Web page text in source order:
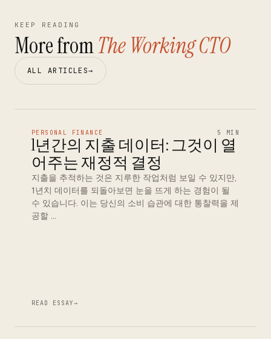
KEEP READING
More fromThe Working CTO
ALL ARTICLES→
PERSONAL FINANCE 5 MIN
1년간의 지출 데이터: 그것이 열
어주는 재정적 결정
지출을 추적하는 것은 지루한 작업처럼 보일 수 있지만,
1년치 데이터를 되돌아보면 눈을 뜨게 하는 경험이 될
수 있습니다. 이는 당신의 소비 습관에 대한 통찰력을 제
공할 …
READ ESSAY→